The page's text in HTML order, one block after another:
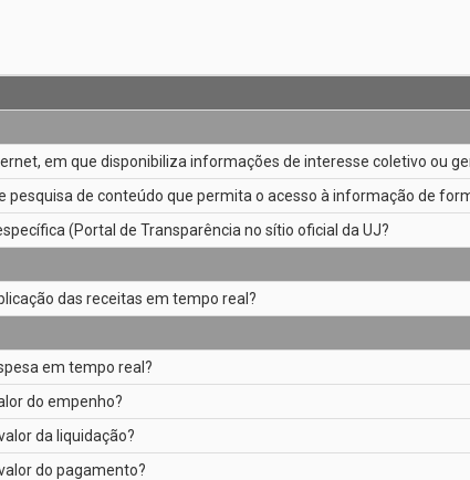
em que disponibiliza informações de interesse coletivo ou
pesquisa de conteúdo que permita o acesso à informação de
(Portal de Transparência no sítio oficial da UJ?
das receitas em tempo real?
em tempo real?
do empenho?
da liquidação?
do pagamento?